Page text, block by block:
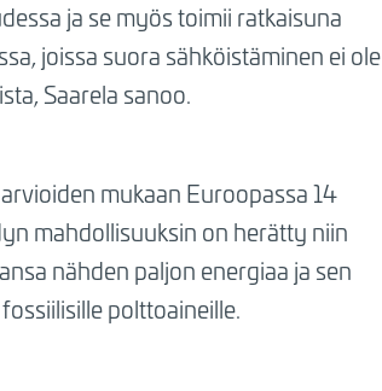
ja se myös toimii ratkaisuna
joissa suora sähköistäminen ei ole
Saarela sanoo.
mukaan Euroopassa 14
mahdollisuuksin on herätty niin
nähden paljon energiaa ja sen
polttoaineille.